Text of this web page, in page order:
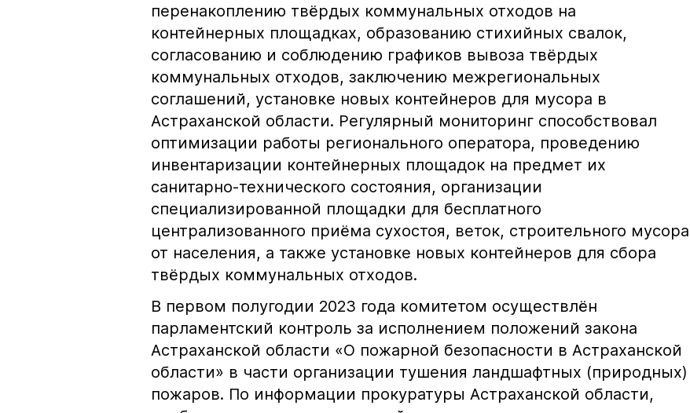
перенакоплению твёрдых коммунальных отходов на
контейнерных площадках, образованию стихийных свалок,
согласованию и соблюдению графиков вывоза твёрдых
коммунальных отходов, заключению межрегиональных
соглашений, установке новых контейнеров для мусора в
Астраханской области. Регулярный мониторинг способствовал
оптимизации работы регионального оператора, проведению
инвентаризации контейнерных площадок на предмет их
санитарно-технического состояния, организации
специализированной площадки для бесплатного
централизованного приёма сухостоя, веток, строительного мусора
от населения, а также установке новых контейнеров для сбора
твёрдых коммунальных отходов.
В первом полугодии 2023 года комитетом осуществлён
парламентский контроль за исполнением положений закона
Астраханской области «О пожарной безопасности в Астраханской
области» в части организации тушения ландшафтных (природных)
пожаров. По информации прокуратуры Астраханской области,